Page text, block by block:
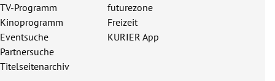
TV-Programm
Kinoprogramm
Eventsuche
Partnersuche
Titelseitenarchiv
futurezone
Freizeit
KURIER App